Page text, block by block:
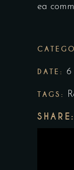
ea
DATE: 6
TAGS:
SHARE: